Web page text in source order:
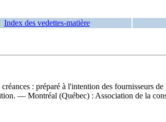
Index des vedettes-matière
: préparé à l'intention des fournisseurs
— Montréal (Québec) : Association de la